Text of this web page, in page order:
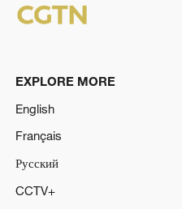
EXPLORE MORE
English
Français
Русский
CCTV+